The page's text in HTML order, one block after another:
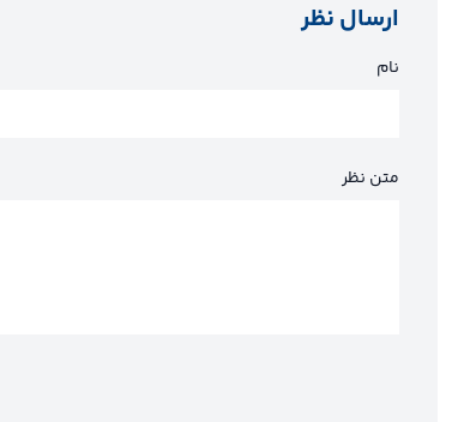
ارسال نظر
نام
متن نظر